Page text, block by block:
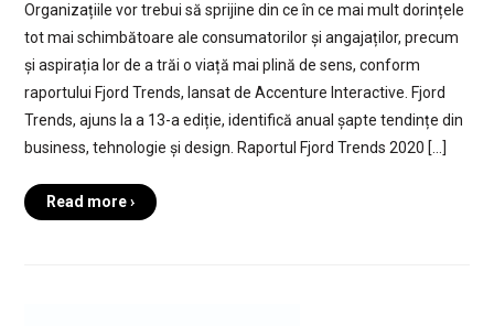
Organizațiile vor trebui să sprijine din ce în ce mai mult dorințele
tot mai schimbătoare ale consumatorilor și angajaților, precum
și aspirația lor de a trăi o viață mai plină de sens, conform
raportului Fjord Trends, lansat de Accenture Interactive. Fjord
Trends, ajuns la a 13-a ediție, identifică anual șapte tendințe din
business, tehnologie și design. Raportul Fjord Trends 2020 […]
Read more ›